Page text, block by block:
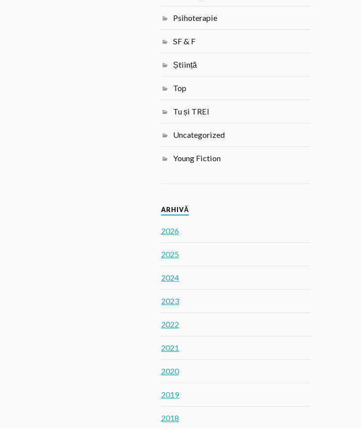
Psihoterapie
SF & F
Știință
Top
Tu și TREI
Uncategorized
Young Fiction
ARHIVĂ
2026
2025
2024
2023
2022
2021
2020
2019
2018